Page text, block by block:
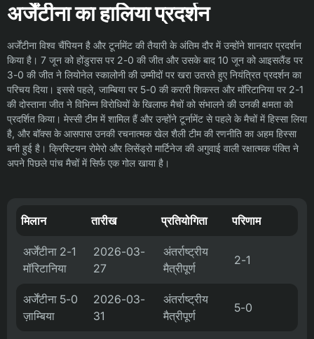
अर्जेंटीना का हालिया प्रदर्शन
अर्जेंटीना विश्व चैंपियन है और टूर्नामेंट की तैयारी के अंतिम दौर में उन्होंने शानदार प्रदर्शन
किया है। 7 जून को होंडुरास पर 2-0 की जीत और उसके बाद 10 जून को आइसलैंड पर
3-0 की जीत ने लियोनेल स्कालोनी की उम्मीदों पर खरा उतरते हुए नियंत्रित प्रदर्शन का
परिचय दिया। इससे पहले, जाम्बिया पर 5-0 की करारी शिकस्त और मॉरिटानिया पर 2-1
की दोस्ताना जीत ने विभिन्न विरोधियों के खिलाफ मैचों को संभालने की उनकी क्षमता को
प्रदर्शित किया। मेस्सी टीम में शामिल हैं और उन्होंने टूर्नामेंट से पहले के मैचों में हिस्सा लिया
है, और बॉक्स के आसपास उनकी रचनात्मक खेल शैली टीम की रणनीति का अहम हिस्सा
बनी हुई है। क्रिस्टियन रोमेरो और लिसेंड्रो मार्टिनेज की अगुवाई वाली रक्षात्मक पंक्ति ने
अपने पिछले पांच मैचों में सिर्फ एक गोल खाया है।
मिलान तारीख प्रतियोगिता परिणाम
अर्जेंटीना 2-1
मॉरिटानिया
2026-03-
27
अंतर्राष्ट्रीय
मैत्रीपूर्ण
2-1
अर्जेंटीना 5-0
ज़ाम्बिया
2026-03-
31
अंतर्राष्ट्रीय
मैत्रीपूर्ण
5-0